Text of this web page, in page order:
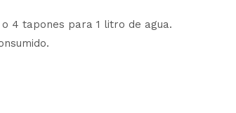
4 tapones para 1 litro de agua.